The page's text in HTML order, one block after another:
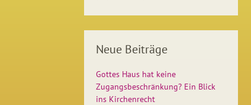
Neue Beiträge
Gottes Haus hat keine
Zugangsbeschränkung? Ein Blick
ins Kirchenrecht